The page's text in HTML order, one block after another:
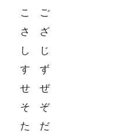
こ
ご
さ
ざ
し
じ
す
ず
せ
ぜ
そ
ぞ
た
だ